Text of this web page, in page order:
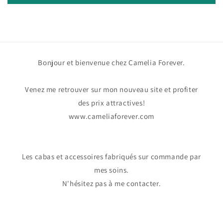
Bonjour et bienvenue chez Camelia Forever.
Venez me retrouver sur mon nouveau site et profiter
des prix attractives!
www.cameliaforever.com
Les cabas et accessoires fabriqués sur commande par
mes soins.
N'hésitez pas à me contacter.